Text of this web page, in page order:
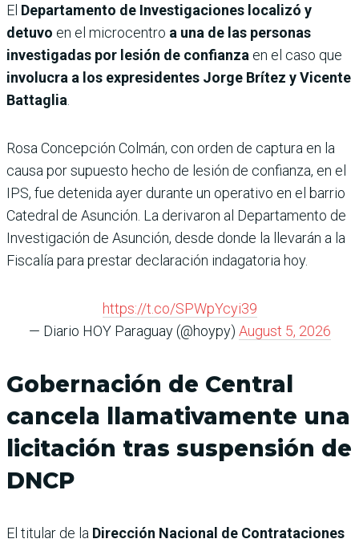
El Departamento de Investigaciones localizó y
detuvo en el microcentro a una de las personas
investigadas por lesión de confianza en el caso que
involucra a los expresidentes Jorge Brítez y Vicente
Battaglia
Rosa Concepción Colmán, con orden de captura en la
causa por supuesto hecho de lesión de confianza, en el
IPS, fue detenida ayer durante un operativo en el barrio
Catedral de Asunción. La derivaron al Departamento de
Investigación de Asunción, desde donde la llevarán a la
Fiscalía para prestar declaración indagatoria hoy.
https://t.co/SPWpYcyi39
— Diario HOY Paraguay (@hoypy) August 5, 2026
Gobernación de Central
cancela llamativamente una
licitación tras suspensión de
DNCP
El titular de la Dirección Nacional de Contrataciones